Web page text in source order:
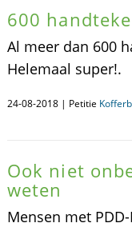
600
Al meer dan 600
Helemaal super!.
24-08-2018 | Petitie
Ook niet
weten
Mensen met